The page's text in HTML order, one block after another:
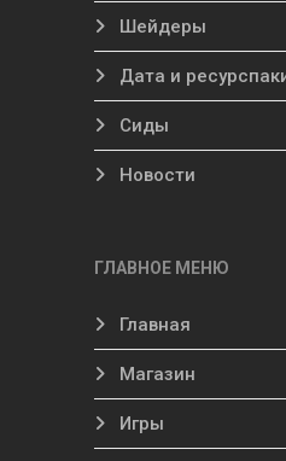
Шейдеры
Дата и
Сиды
Новости
ГЛАВНОЕ МЕНЮ
Главная
Магазин
Игры